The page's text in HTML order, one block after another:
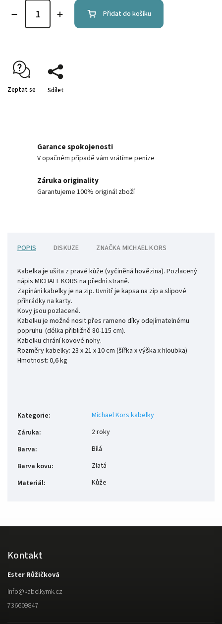
Přidat do košíku
Zeptat se Sdílet
Garance spokojenosti
V opačném případě vám vrátíme peníze
Záruka originality
Garantujeme 100% originál zboží
POPIS DISKUZE ZNAČKA MICHAEL KORS
Kabelka je ušita z pravé kůže (vyčiněná hovězina). Pozlacený
nápis MICHAEL KORS na přední straně.
Zapínání kabelky je na zip. Uvnitř je kapsa na zip a slipové
přihrádky na karty.
Kovy jsou pozlacené.
Kabelku je možné nosit přes rameno díky odejímatelnému
popruhu (délka přibližně 80-115 cm).
Kabelku chrání kovové nohy.
Rozměry kabelky: 23 x 21 x 10 cm (šířka x výška x hloubka)
Hmotnost: 0,6 kg
Kategorie:
Michael Kors kabelky
Záruka:
2 roky
Barva:
Bílá
Barva kovu:
Zlatá
Materiál: Kůže
Kontakt
Ester Růžičková
info@kabelkymk.cz
736609847